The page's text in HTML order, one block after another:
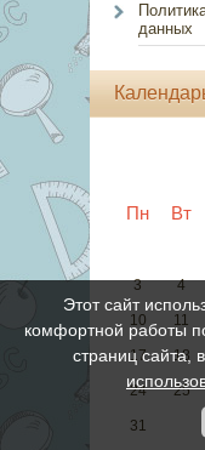
данных
Пн Вт
3 4
10 11
17 18
24 25
31
Этот сайт
комфортной работы
страниц сайта,